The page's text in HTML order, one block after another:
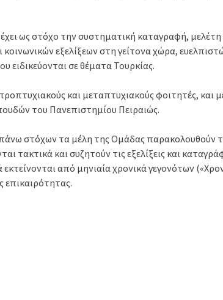
ως στόχο την συστηματική καταγραφή,
κοινωνικών εξελίξεων στη γείτονα χώρα,
ειδικεύονται σε θέματα Τουρκίας.
και μεταπτυχιακούς φοιτητές, και
του Πανεπιστημίου Πειραιώς.
στόχων τα μέλη της Ομάδας παρακολουθούν
τακτικά και συζητούν τις εξελίξεις και
από μηνιαία χρονικά γεγονότων
επικαιρότητας.